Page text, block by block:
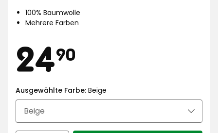
100% Baumwolle
Mehrere Farben
Preis
2490
€
Ausgewählte Farbe: Beige